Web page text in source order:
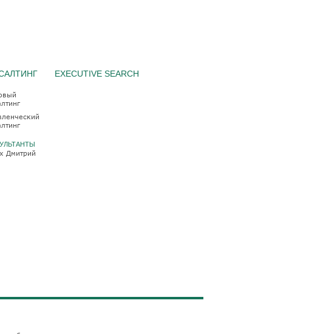
Дмитрий
EXECUTIVE SEARCH